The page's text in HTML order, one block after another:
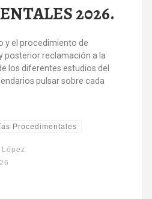
2026.
y el procedimiento de
posterior reclamación a la
los diferentes estudios del
pulsar sobre cada
Procedimentales